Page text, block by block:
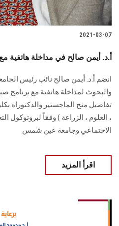
2021-03-07
أ.د. أيمن صالح في مداخلة هاتفية
انضم أ.د. أيمن صالح نائب رئيس
والبحوث لمداخلة هاتفية مع برنامج
تفاصيل منح الماجستير والدكتوراه
، العلوم ، الزراعة ) وفقاً لبروتوكول
الاجتماعي وجامعة عين شمس
اقرأ المزيد